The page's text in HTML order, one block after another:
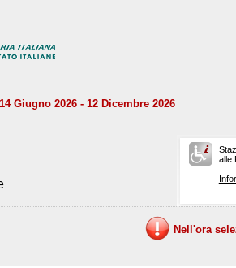
Giugno 2026 - 12 Dicembre 2026
alle
Nell'ora